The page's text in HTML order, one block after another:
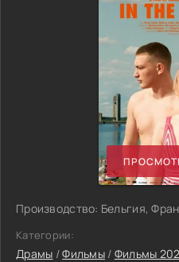
Производство: Бельгия,
Категории:
Драмы /Фильмы/ Фильмы